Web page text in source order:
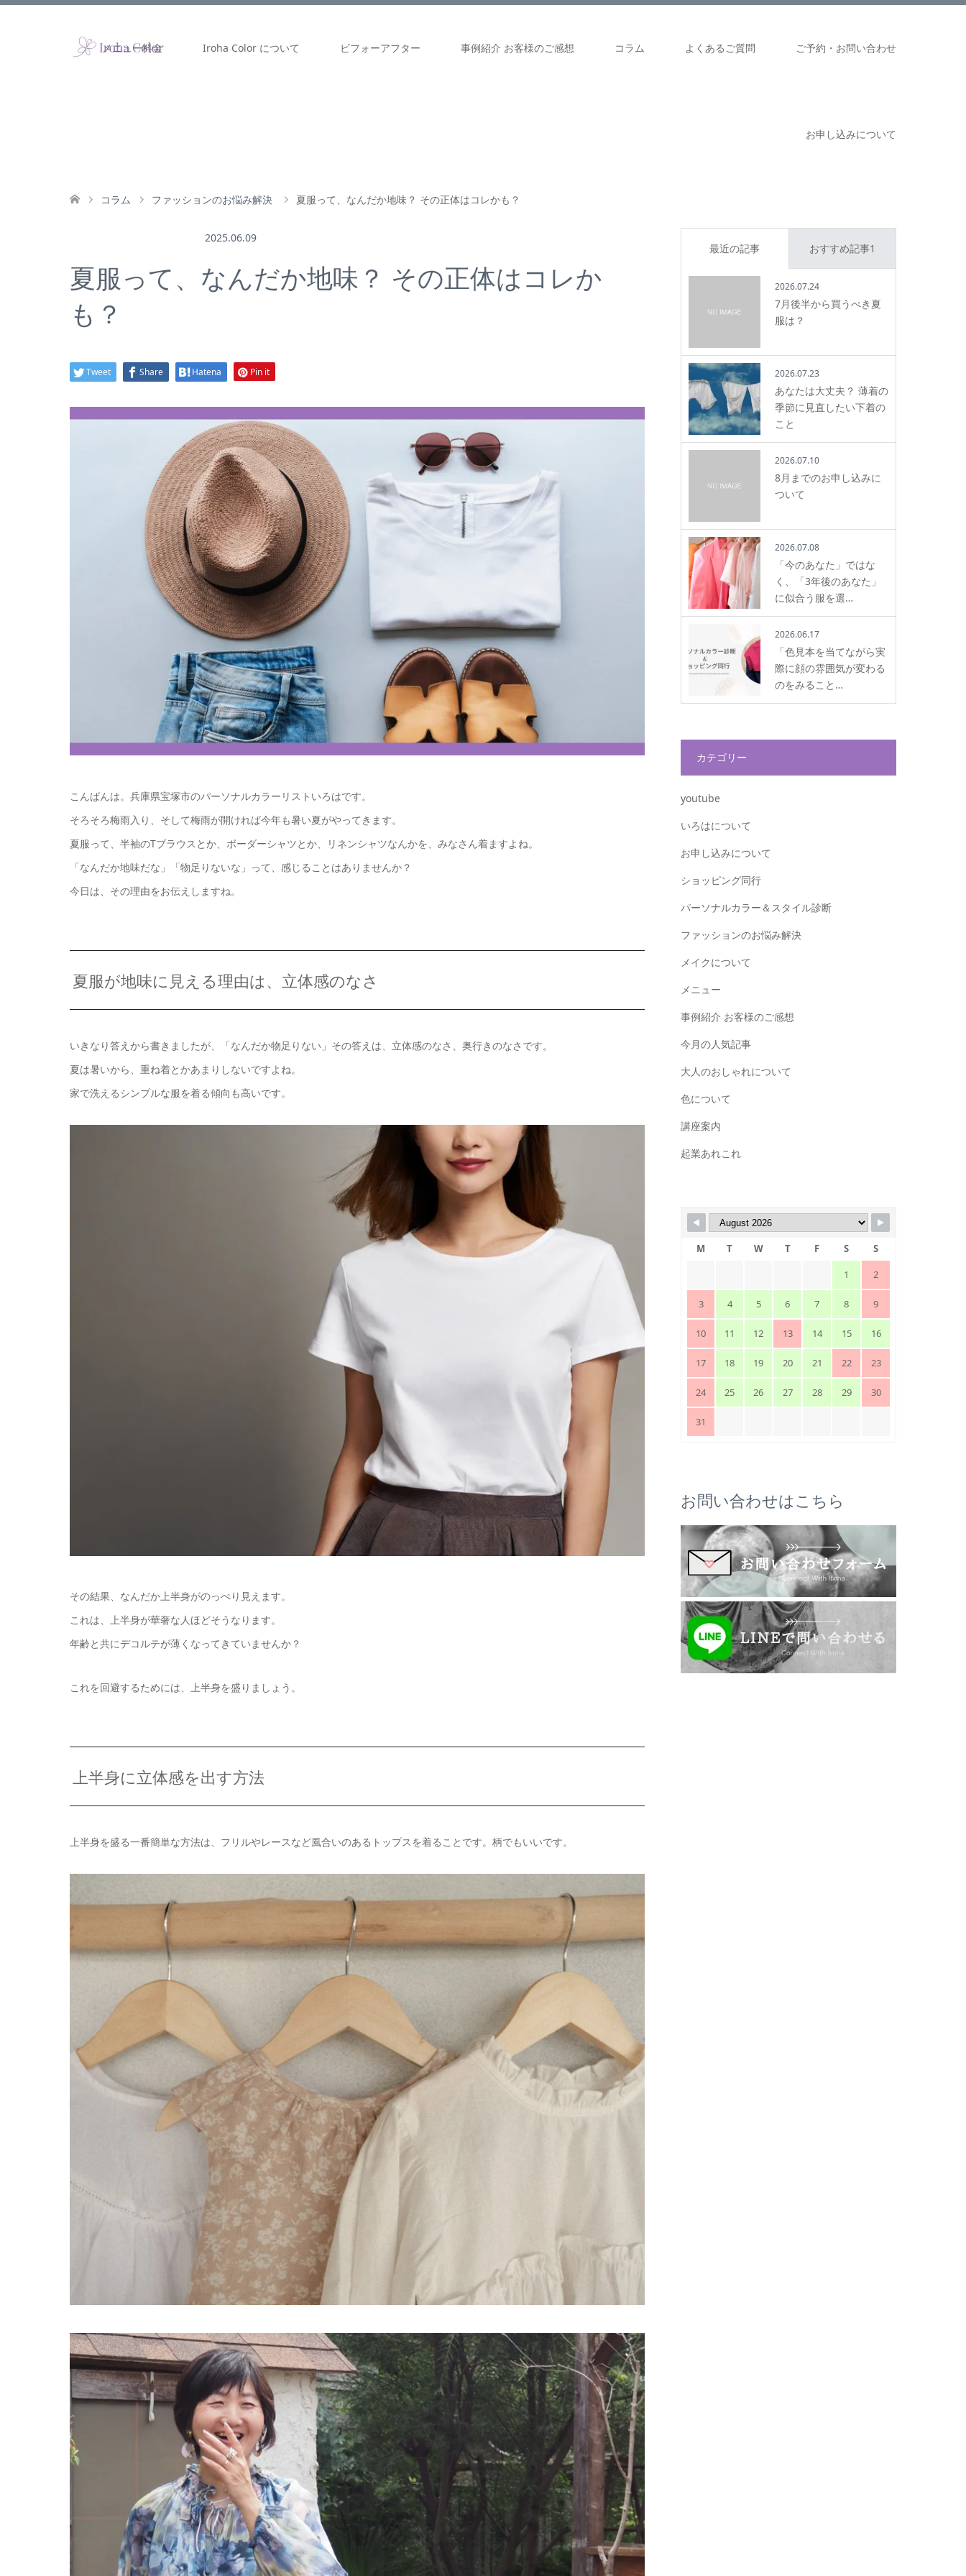
メニュー料金 Iroha Color について ビフォーアフター 事例紹介 お客様のご感想 コラム よくあるご質問 ご予約・お問い合わせ
お申し込みについて
コラム ファッションのお悩み解決 夏服って、なんだか地味？ その正体はコレかも？
2025.06.09
夏服って、なんだか地味？ その正体はコレか
も？
Tweet Share Hatena Pin it
こんばんは。兵庫県宝塚市のパーソナルカラーリストいろはです。
そろそろ梅雨入り、そして梅雨が開ければ今年も暑い夏がやってきます。
夏服って、半袖のTブラウスとか、ボーダーシャツとか、リネンシャツなんかを、みなさん着ますよね。
「なんだか地味だな」「物足りないな」って、感じることはありませんか？
今日は、その理由をお伝えしますね。
夏服が地味に見える理由は、立体感のなさ
いきなり答えから書きましたが、「なんだか物足りない」その答えは、立体感のなさ、奥行きのなさです。
夏は暑いから、重ね着とかあまりしないですよね。
家で洗えるシンプルな服を着る傾向も高いです。
その結果、なんだか上半身がのっぺり見えます。
これは、上半身が華奢な人ほどそうなります。
年齢と共にデコルテが薄くなってきていませんか？
これを回避するためには、上半身を盛りましょう。
上半身に立体感を出す方法
上半身を盛る一番簡単な方法は、フリルやレースなど風合いのあるトップスを着ることです。柄でもいいです。
最近の記事 おすすめ記事1
2026.07.24
7月後半から買うべき夏
服は？
2026.07.23
あなたは大丈夫？ 薄着の
季節に見直したい下着の
こと
2026.07.10
8月までのお申し込みに
ついて
2026.07.08
「今のあなた」ではな
く、「3年後のあなた」
に似合う服を選…
2026.06.17
「色見本を当てながら実
際に顔の雰囲気が変わる
のをみること…
カテゴリー
youtube
いろはについて
お申し込みについて
ショッピング同行
パーソナルカラー＆スタイル診断
ファッションのお悩み解決
メイクについて
メニュー
事例紹介 お客様のご感想
今月の人気記事
大人のおしゃれについて
色について
講座案内
起業あれこれ
M T W T F S
S
1
2
3 4 5 6 7 8 9
10 11 12 13 14 15 16
17 18 19 20 21 22 23
24 25 26 27 28 29 30
31
お問い合わせはこちら